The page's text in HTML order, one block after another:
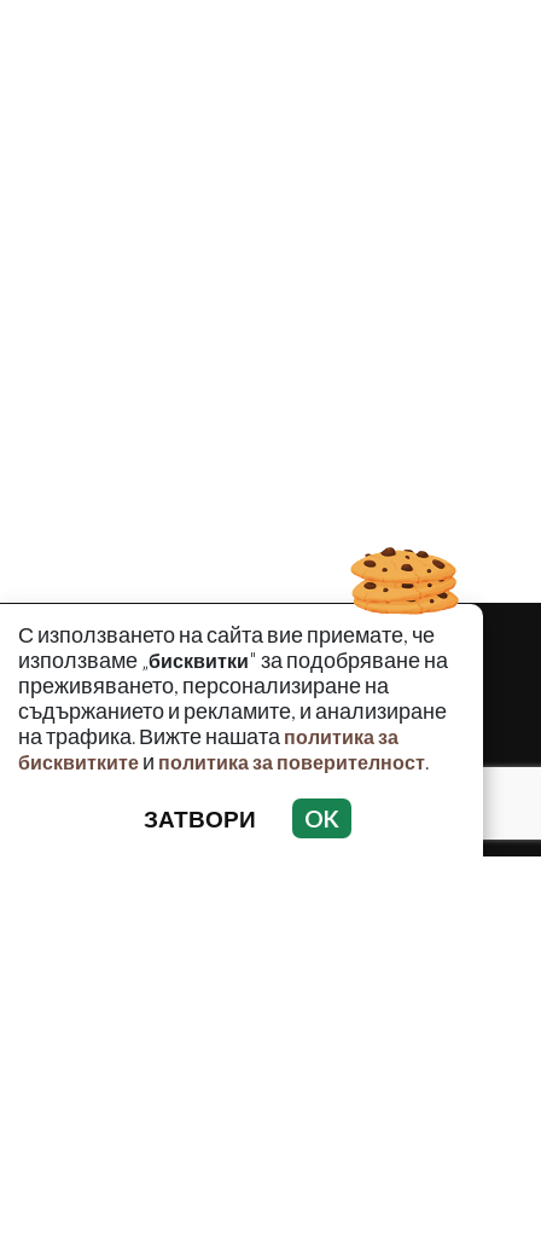
С използването на сайта вие приемате, че
използваме „бисквитки" за подобряване на
преживяването, персонализиране на
съдържанието и рекламите, и анализиране
на трафика. Вижте нашата политика за
бисквитките и политика за поверителност.
ЗАТВОРИ OK